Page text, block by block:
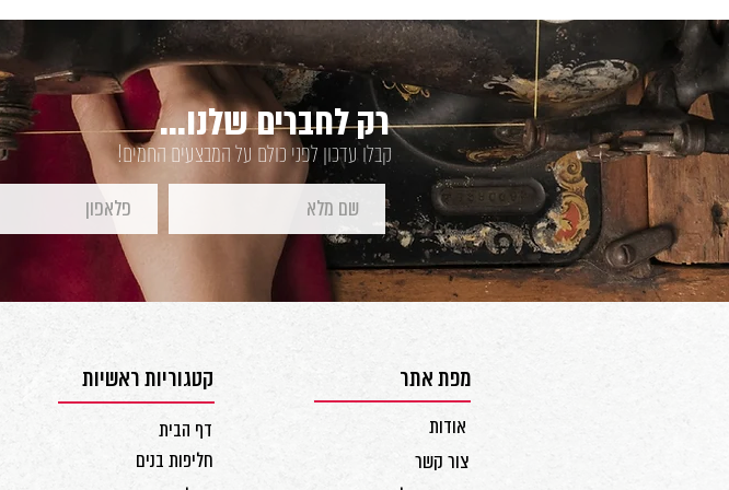
קבלו עדכון לפני כולם על המבצעים החמים!
רק לחברים שלנו...
קטגוריות ראשיות
חליפות בנים
דף הבית
מפת אתר
אודות
צור קשר